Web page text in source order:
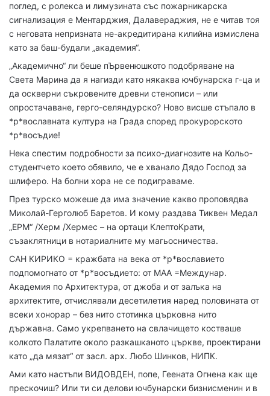
поглед, с ролекса и лимузината със пожарникарска
сигнализация е Ментарджия, Далавераджия, не е читав тоя
с неговата непризната не-акредитирана килийна измислена
като за баш-будали „академия“.
„Академично“ ли беше пЪрвенюшкото подобряване на
Света Марина да я нагизди като някаква ючбунарска г-ца и
да оскверни съкровените древни стенописи – или
опростачаване, герго-селяндурско? Ново висше стъпало в
*р*вославната култура на Града според прокурорското
*р*восъдие!
Нека спестим подробности за психо-диагнозите на Кольо-
студентчето което обявило, че е хванало Дядо Господ за
шлиферо. На болни хора не се подиграваме.
През турско можеше да има значение какво проповядва
Миколай-Герголюб Баретов. И кому раздава Тиквен Медал
„ЕРМ“ /Херм /Хермес – на ортаци КлептоКрати,
съзаклятници в нотариалните му магьосничества.
САН КИРИКО = кражбата на века от *р*вославието
подпомогнато от *р*восъдието: от МАА =Междунар.
Академия по Архитектура, от джоба и от залъка на
архитектите, отчислявали десетилетия наред половината от
всеки хонорар – без нито стотинка църковна нито
държавна. Само укрепването на свлачището костваше
колкото Палатите около разкашканото църкве, проектирани
като „да мязат“ от засл. арх. Любо Шинков, НИПК.
Ами като настъпи ВИДОВДЕН, попе, Геената Огнена как ще
прескочиш? Или ти си делови ючбунарски бизнисменин и в